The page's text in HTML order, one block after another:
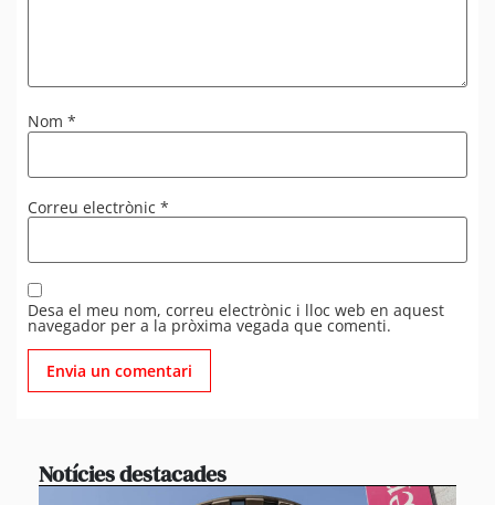
Nom *
Correu electrònic *
Desa el meu nom, correu electrònic i lloc web en aquest
navegador per a la pròxima vegada que comenti.
Notícies destacades